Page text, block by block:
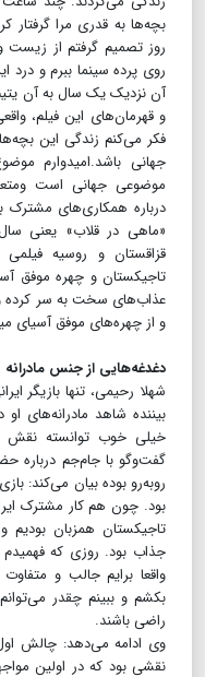
بچه‌ها به قدری مرا گرفتار
روز تصمیم گرفتم از زیست
روی پرده سینما ببرم و درد
آن نزدیک یک سال به آن
و قهرمان‌های این فیلم،
فکر می‌کنم زندگی این
جهانی باشد.امیدوارم
موضوعی جهانی است
درباره همکاری‌های مشترک
قزاقستان و روسیه
تاجیکستان و چهره موفق
عذاب‌های سخت به سر کرده و
و از چهره‌های موفق آسیای
دغدغه‌هایی از جنس مادرانه
شهلا رحیمی، تنها بازیگر
بیننده شاهد مادرانه‌های
خیلی خوب توانسته نقش
گفت‌و‌گو با جام‌جم درباره
روبه‌رو بوده بیان می‌کند:
بود. چون هم کار مشترک
تاجیکستان همزبان بودیم
جذاب بود. روزی که
واقعا برایم جالب و
بکشم و ببینم چقدر
راضی باشند.
وی ادامه می‌دهد: چالش
نقشی بود که در اولین